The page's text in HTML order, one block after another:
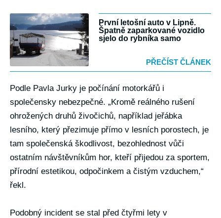
První letošní auto v Lipně.
Špatně zaparkované vozidlo
sjelo do rybníka samo
PŘEČÍST ČLÁNEK
Podle Pavla Jurky je počínání motorkářů i
společensky nebezpečné. „Kromě reálného rušení
ohrožených druhů živočichů, například jeřábka
lesního, který přezimuje přímo v lesních porostech, je
tam společenská škodlivost, bezohlednost vůči
ostatním návštěvníkům hor, kteří přijedou za sportem,
přírodní estetikou, odpočinkem a čistým vzduchem,“
řekl.
Podobný incident se stal před čtyřmi lety v